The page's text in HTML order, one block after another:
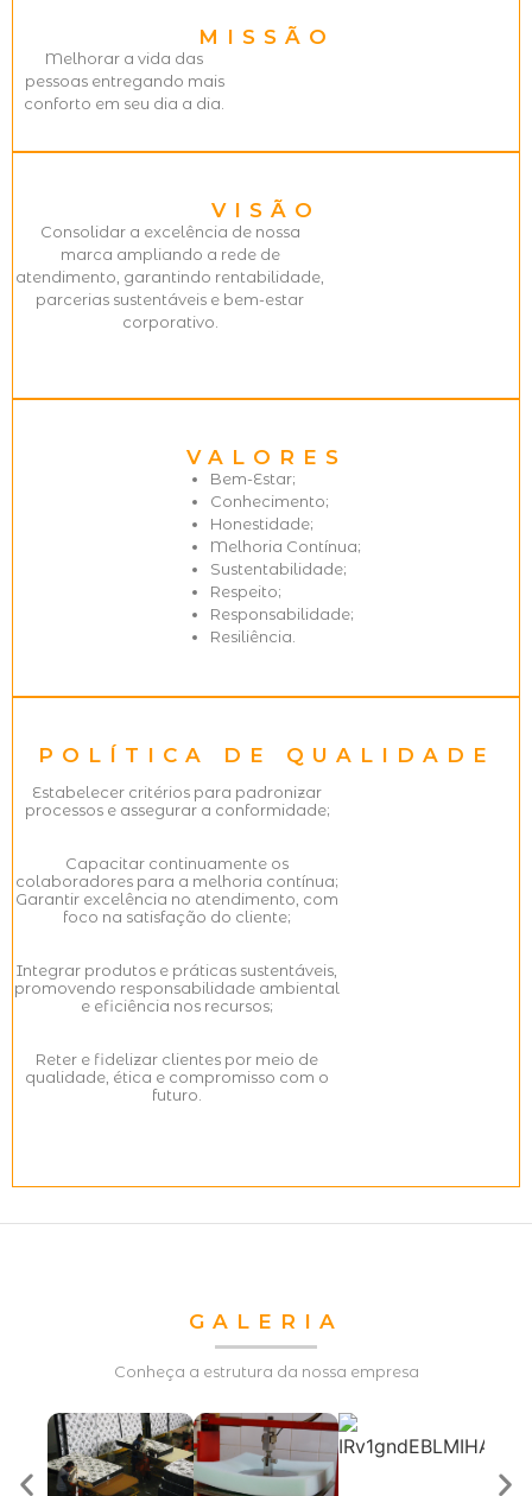
MISSÃO
Melhorar a vida das
pessoas entregando mais
conforto em seu dia a dia.
VISÃO
Consolidar a excelência de nossa
marca ampliando a rede de
atendimento, garantindo rentabilidade,
parcerias sustentáveis e bem-estar
corporativo.
VALORES
Bem-Estar;
Conhecimento;
Honestidade;
Melhoria Contínua;
Sustentabilidade;
Respeito;
Responsabilidade;
Resiliência.
POLÍTICA DE QUALIDADE
Estabelecer critérios para padronizar
processos e assegurar a conformidade;
Capacitar continuamente os
colaboradores para a melhoria contínua;
Garantir excelência no atendimento, com
foco na satisfação do cliente;
Integrar produtos e práticas sustentáveis,
promovendo responsabilidade ambiental
e eficiência nos recursos;
Reter e fidelizar clientes por meio de
qualidade, ética e compromisso com o
futuro.
GALERIA
Conheça a estrutura da nossa empresa